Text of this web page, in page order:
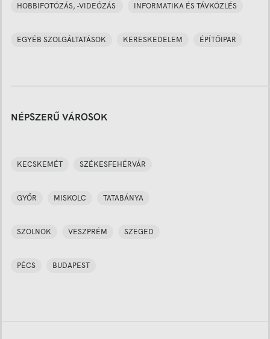
HOBBIFOTÓZÁS, -VIDEÓZÁS INFORMATIKA ÉS TÁVKÖZLÉS
EGYÉB SZOLGÁLTATÁSOK KERESKEDELEM ÉPÍTŐIPAR
NÉPSZERŰ VÁROSOK
KECSKEMÉT SZÉKESFEHÉRVÁR
GYŐR MISKOLC TATABÁNYA
SZOLNOK VESZPRÉM SZEGED
PÉCS BUDAPEST